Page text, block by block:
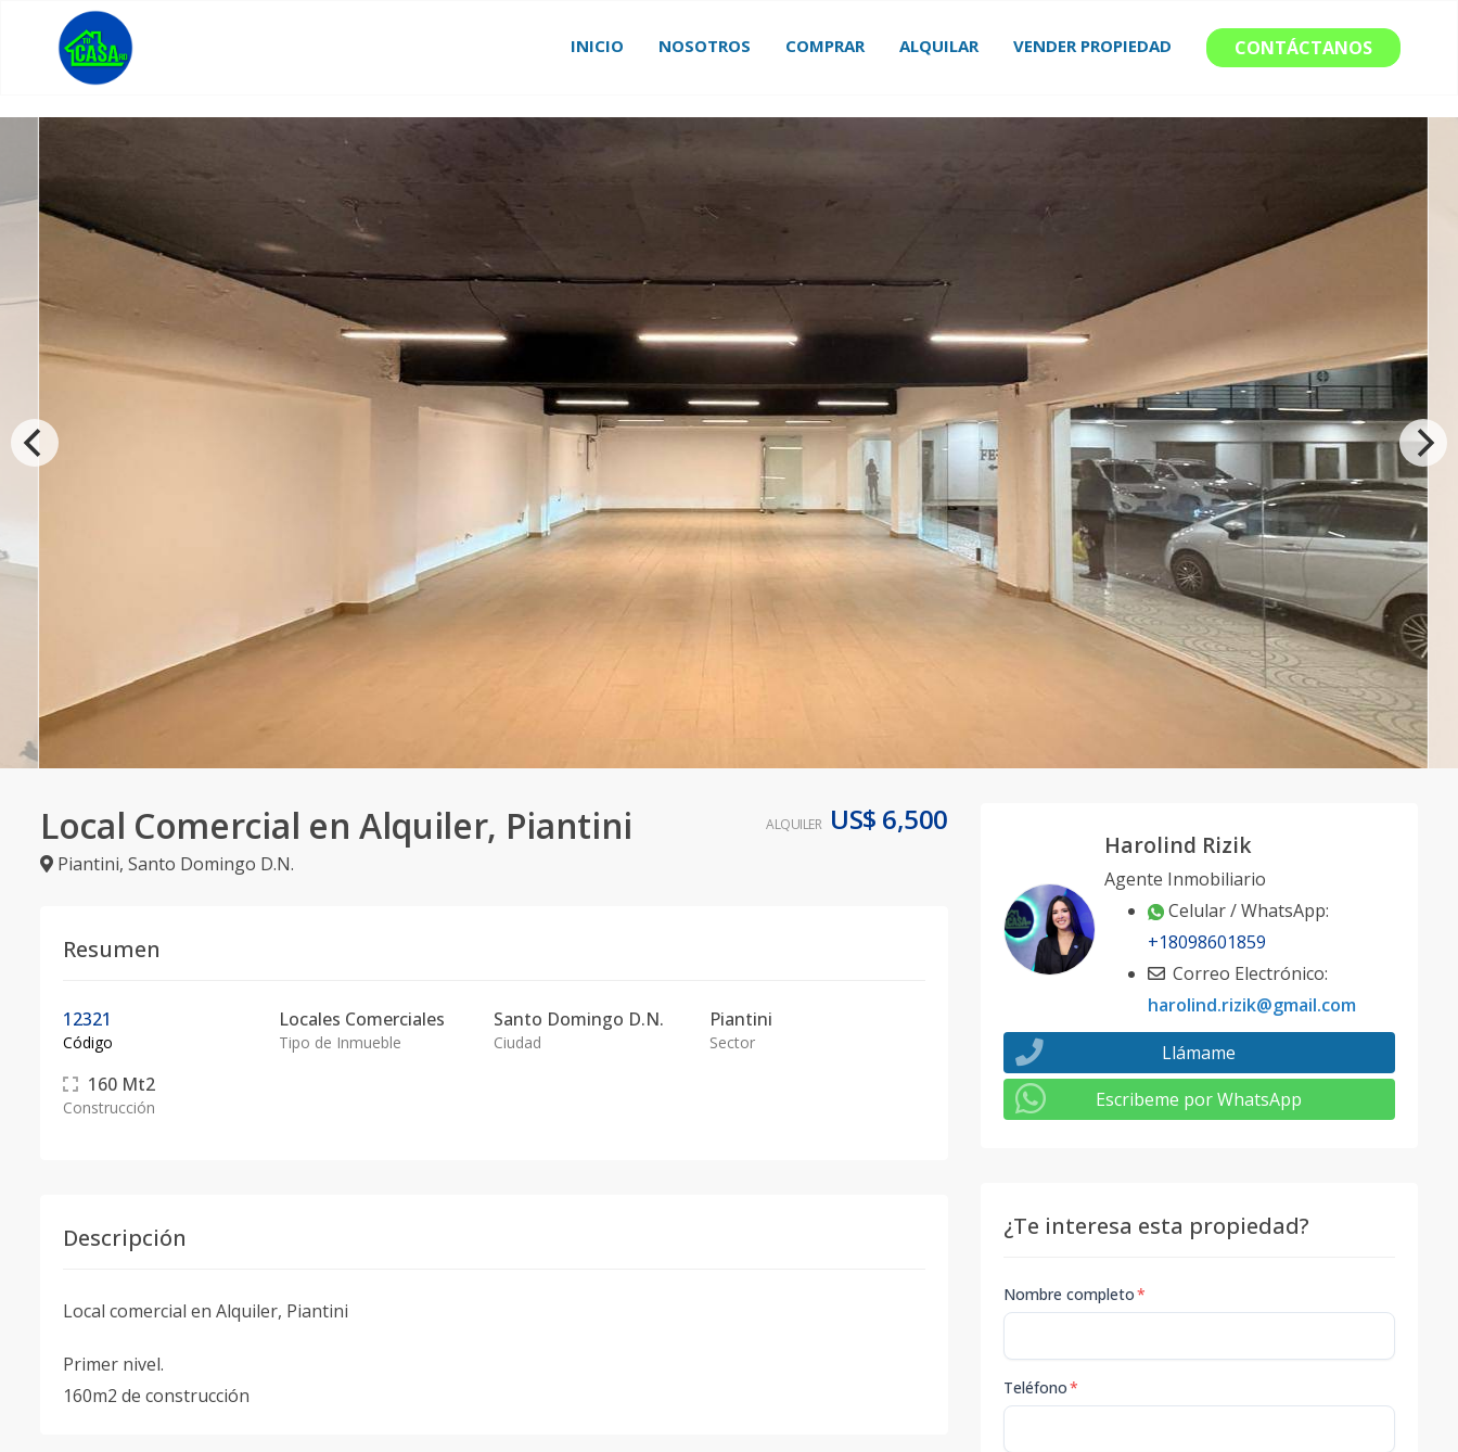
INICIO NOSOTROS COMPRAR ALQUILAR VENDER PROPIEDAD CONTÁCTANOS
Local Comercial en Alquiler, Piantini
Piantini, Santo Domingo D.N.
ALQUILER US$ 6,500
Resumen
12321
Código
Locales Comerciales
Tipo de Inmueble
Santo Domingo D.N.
Ciudad
Piantini
Sector
160 Mt2
Construcción
Descripción
Local comercial en Alquiler, Piantini
Primer nivel.
160m2 de construcción
Harolind Rizik
Agente Inmobiliario
Celular / WhatsApp:
+18098601859
Correo Electrónico:
harolind.rizik@gmail.com
Llámame
Escribeme por WhatsApp
¿Te interesa esta propiedad?
Nombre completo*
Teléfono*